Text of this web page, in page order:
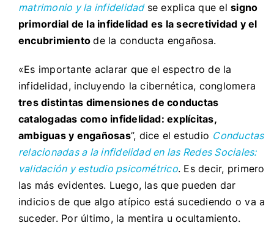
matrimonio y la infidelidadse explica que elsigno
primordial de la infidelidad es la secretividad y el
encubrimientode la conducta engañosa.
«Es importante aclarar que el espectro de la
infidelidad, incluyendo la cibernética, conglomera
tres distintas dimensiones de conductas
catalogadas como infidelidad: explícitas,
ambiguas y engañosas”, dice el estudio Conductas
relacionadas a la infidelidad en las Redes Sociales:
validación y estudio psicométrico. Es decir, primero
las más evidentes. Luego, las que pueden dar
indicios de que algo atípico está sucediendo o va a
suceder. Por último, la mentira u ocultamiento.